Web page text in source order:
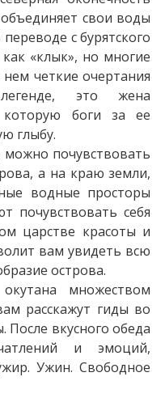
свои воды
с бурятского
«клык», но многие
четкие очертания
это жена
которую боги за ее
глыбу.
почувствовать
а на краю земли,
водные просторы
почувствовать себя
царстве красоты и
вам увидеть всю
острова.
множеством
расскажут гиды во
После вкусного обеда
и эмоций,
Ужин. Свободное